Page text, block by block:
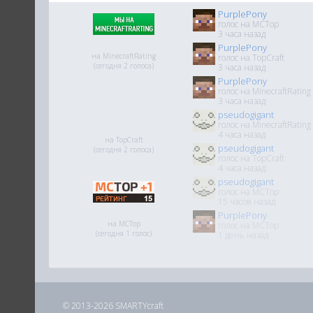
PurplePony
голос на MCTop
3 часа назад
PurplePony
голос на TopCraft
3 часа назад
PurplePony
голос на MinecraftRating
3 часа назад
pseudogigant
голос на MinecraftRating
4 часа назад
pseudogigant
голос на TopCraft
4 часа назад
pseudogigant
голос на MCTop
15 часов назад
PurplePony
на MinecraftRating
(сегодня 2 голоса)
на TopCraft
(сегодня 2 голоса)
на MCTop
(сегодня 1 голос)
© 2013-2026 SMARTYcraft